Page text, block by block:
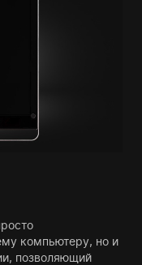
компьютеру, но и
позволяющий